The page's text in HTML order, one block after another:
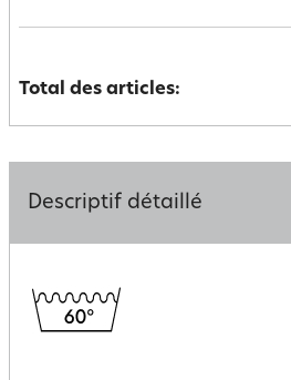
Total des articles:
Descriptif détaillé